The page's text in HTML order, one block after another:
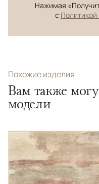
Нажимая
с
Похожие изделия
Вам также
модели